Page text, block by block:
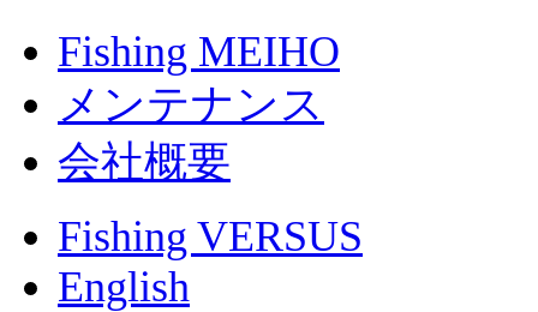
Fishing MEIHO
メンテナンス
会社概要
Fishing VERSUS
English